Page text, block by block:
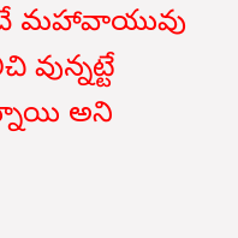
మహావాయువు
అని